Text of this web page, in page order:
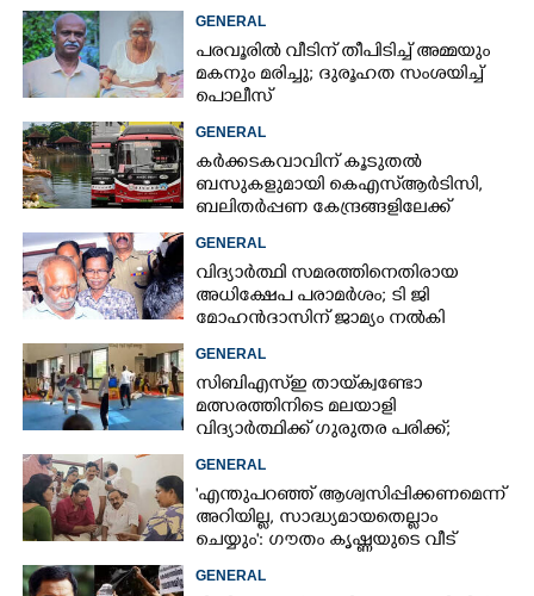
GENERAL
പരവൂരിൽ വീടിന് തീപിടിച്ച് അമ്മയും
മകനും മരിച്ചു; ദുരൂഹത സംശയിച്ച്
പൊലീസ്
GENERAL
കർക്കടകവാവിന് കൂടുതൽ
ബസുകളുമായി കെഎസ്ആർടിസി,​
ബലിതർപ്പണ കേന്ദ്രങ്ങളിലേക്ക്
GENERAL
വിദ്യാർത്ഥി സമരത്തിനെതിരായ
അധിക്ഷേപ പരാമ‌ർശം; ടി ജി
മോഹൻദാസിന് ജാമ്യം നൽകി
GENERAL
സിബിഎസ്‌ഇ തായ്‌ക്വണ്ടോ
മത്സരത്തിനിടെ മലയാളി
വിദ്യാർത്ഥിക്ക് ഗുരുതര പരിക്ക്;
ചെയ്‌ത്
GENERAL
'എന്തുപറഞ്ഞ് ആശ്വസിപ്പിക്കണമെന്ന്
അറിയില്ല, സാദ്ധ്യമായതെല്ലാം
ചെയ്യും': ഗൗതം കൃഷ്ണയുടെ വീട്
GENERAL